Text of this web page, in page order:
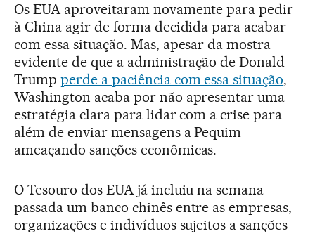
Os EUA aproveitaram novamente para pedir
à China agir de forma decidida para acabar
com essa situação. Mas, apesar da mostra
evidente de que a administração de Donald
Trump perde a paciência com essa situação,
Washington acaba por não apresentar uma
estratégia clara para lidar com a crise para
além de enviar mensagens a Pequim
ameaçando sanções econômicas.
O Tesouro dos EUA já incluiu na semana
passada um banco chinês entre as empresas,
organizações e indivíduos sujeitos a sanções